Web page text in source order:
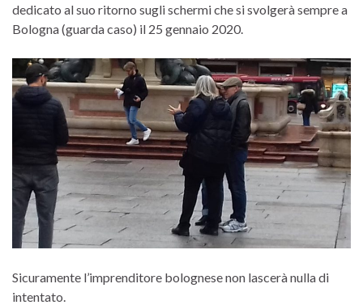
dedicato al suo ritorno sugli schermi che si svolgerà sempre a
Bologna (guarda caso) il 25 gennaio 2020.
Sicuramente l’imprenditore bolognese non lascerà nulla di
intentato.